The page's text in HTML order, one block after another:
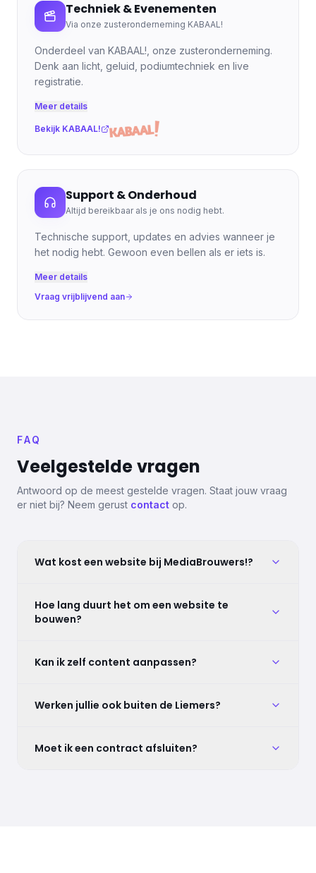
Techniek & Evenementen
Via onze zusteronderneming KABAAL!
Onderdeel van KABAAL!, onze zusteronderneming.
Denk aan licht, geluid, podiumtechniek en live
registratie.
Meer details
Bekijk KABAAL!
Support & Onderhoud
Altijd bereikbaar als je ons nodig hebt.
Technische support, updates en advies wanneer je
het nodig hebt. Gewoon even bellen als er iets is.
Meer details
Vraag vrijblijvend aan
FAQ
Veelgesteldevragen
Antwoord op de meest gestelde vragen. Staat jouw vraag
er niet bij? Neem gerust contact op.
Wat kost een website bij MediaBrouwers!?
Hoe lang duurt het om een website te
bouwen?
Kan ik zelf content aanpassen?
Werken jullie ook buiten de Liemers?
Moet ik een contract afsluiten?